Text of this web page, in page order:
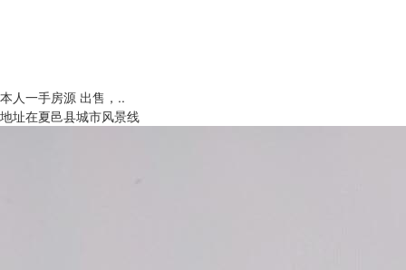
本人一手房源 出售，..
地址在夏邑县城市风景线